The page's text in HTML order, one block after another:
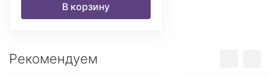
В корзину
Рекомендуем